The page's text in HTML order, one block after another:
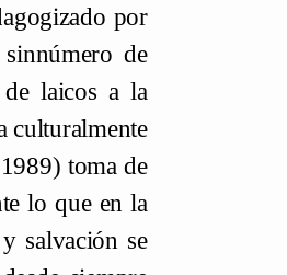
por
de
laicos a la
culturalmente
toma de
lo que en la
salvación se